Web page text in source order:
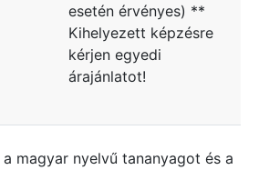
esetén érvényes) **
Kihelyezett képzésre
kérjen egyedi
árajánlatot!
magyar nyelvű tananyagot és a